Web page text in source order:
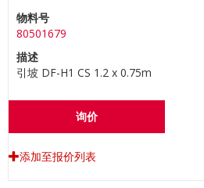
物料号
80501679
描述
引坡 DF-H1 CS 1.2 x 0.75m
询价
添加至报价列表